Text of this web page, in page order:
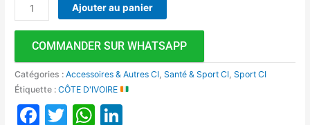
Ajouter au panier
COMMANDER SUR WHATSAPP
Catégories :Accessoires & Autres CI ,Santé & Sport CI ,Sport CI
Étiquette :CÔTE D'IVOIRE
Facebook
TwitterWhatsApp